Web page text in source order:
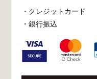
・クレジットカード
・銀行振込